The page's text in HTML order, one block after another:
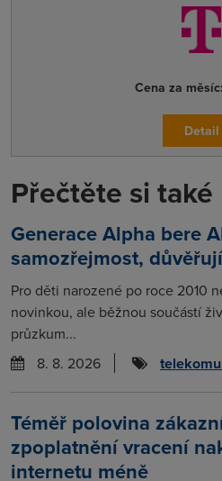
Cena za měsíc:
Detail
Přečtěte si také
Generace Alpha bere
samozřejmost,
Pro děti narozené po roce 2010
novinkou, ale běžnou součástí
průzkum...
8. 8. 2026
Téměř polovina
zpoplatnění vracení
internetu méně